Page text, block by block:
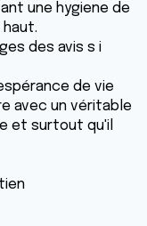
une hygiene de
des avis s i
de vie
avec un véritable
et surtout qu'il